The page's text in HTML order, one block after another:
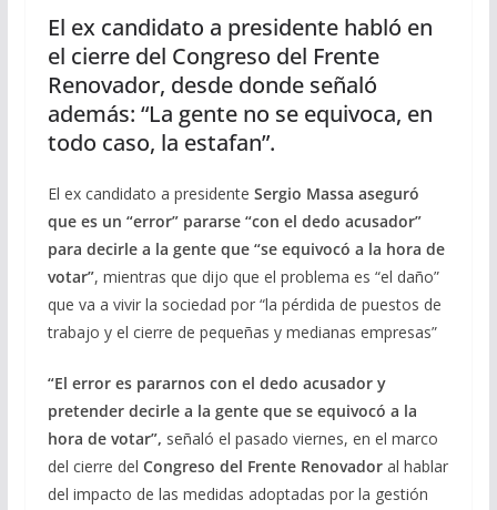
El ex candidato a presidente habló en
el cierre del Congreso del Frente
Renovador, desde donde señaló
además: “La gente no se equivoca, en
todo caso, la estafan”.
El ex candidato a presidente Sergio Massa aseguró
que es un “error” pararse “con el dedo acusador”
para decirle a la gente que “se equivocó a la hora de
votar”, mientras que dijo que el problema es “el daño”
que va a vivir la sociedad por “la pérdida de puestos de
trabajo y el cierre de pequeñas y medianas empresas”
“El error es pararnos con el dedo acusador y
pretender decirle a la gente que se equivocó a la
hora de votar”, señaló el pasado viernes, en el marco
del cierre del Congreso del Frente Renovadoral hablar
del impacto de las medidas adoptadas por la gestión